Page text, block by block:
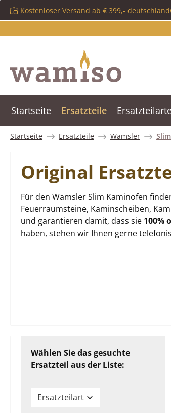
Hauptinhalt springen
Zur Suche springen
Zur Hauptnavigation springen
Kostenloser Versand ab € 399,-
Startseite Ersatzteile
Startseite Ersatzteile Wamsler Slim
Original
Für den Wamsler Slim Kaminofen
Feuerraumsteine, Kaminscheiben,
und garantieren damit, dass sie 100%
haben, stehen wir Ihnen gerne
Wählen Sie das gesuchte
Ersatzteil aus der Liste:
Ersatzteilart